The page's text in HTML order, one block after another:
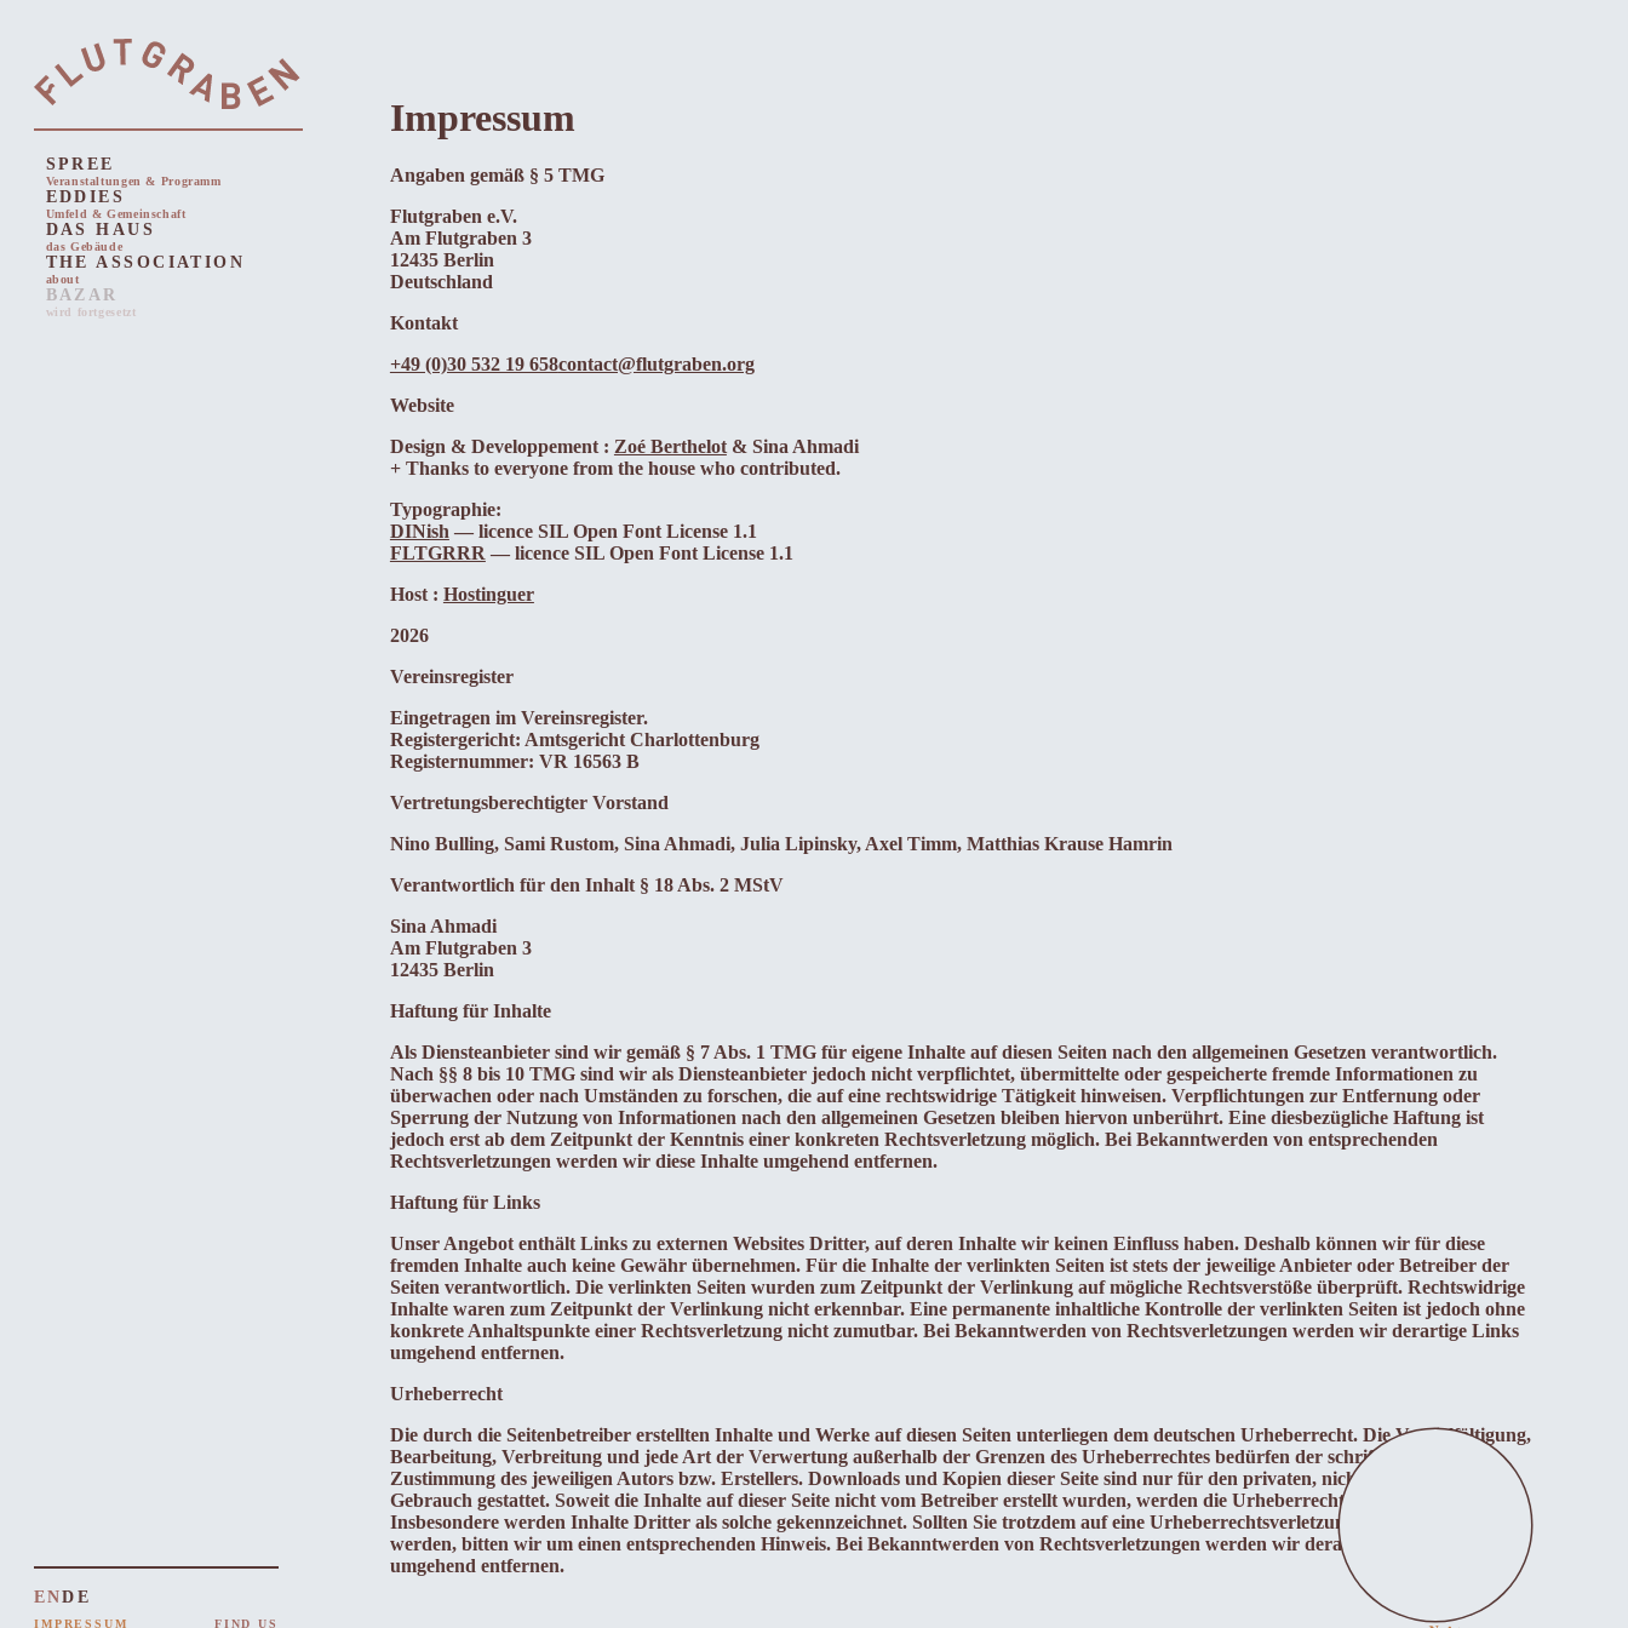
SPREE
Veranstaltungen & Programm
EDDIES
Umfeld & Gemeinschaft
DAS HAUS
das Gebäude
THE ASSOCIATION
about
BAZAR
wird fortgesetzt
ENDE
IMPRESSUM FIND US
Impressum
Angaben gemäß § 5 TMG
Flutgraben e.V.
Am Flutgraben 3
12435 Berlin
Deutschland
Kontakt
+49 (0)30 532 19 658contact@flutgraben.org
Website
Design & Developpement : Zoé Berthelot& Sina Ahmadi
+ Thanks to everyone from the house who contributed.
Typographie:
DINish — licence SIL Open Font License 1.1
FLTGRRR — licence SIL Open Font License 1.1
Host : Hostinguer
2026
Vereinsregister
Eingetragen im Vereinsregister.
Registergericht: Amtsgericht Charlottenburg
Registernummer: VR 16563 B
Vertretungsberechtigter Vorstand
Nino Bulling, Sami Rustom, Sina Ahmadi, Julia Lipinsky, Axel Timm, Matthias Krause Hamrin
Verantwortlich für den Inhalt § 18 Abs. 2 MStV
Sina Ahmadi
Am Flutgraben 3
12435 Berlin
Haftung für Inhalte
Als Diensteanbieter sind wir gemäß § 7 Abs. 1 TMG für eigene Inhalte auf diesen Seiten nach den allgemeinen Gesetzen verantwortlich.
Nach §§ 8 bis 10 TMG sind wir als Diensteanbieter jedoch nicht verpflichtet, übermittelte oder gespeicherte fremde Informationen zu
überwachen oder nach Umständen zu forschen, die auf eine rechtswidrige Tätigkeit hinweisen. Verpflichtungen zur Entfernung oder
Sperrung der Nutzung von Informationen nach den allgemeinen Gesetzen bleiben hiervon unberührt. Eine diesbezügliche Haftung ist
jedoch erst ab dem Zeitpunkt der Kenntnis einer konkreten Rechtsverletzung möglich. Bei Bekanntwerden von entsprechenden
Rechtsverletzungen werden wir diese Inhalte umgehend entfernen.
Haftung für Links
Unser Angebot enthält Links zu externen Websites Dritter, auf deren Inhalte wir keinen Einfluss haben. Deshalb können wir für diese
fremden Inhalte auch keine Gewähr übernehmen. Für die Inhalte der verlinkten Seiten ist stets der jeweilige Anbieter oder Betreiber der
Seiten verantwortlich. Die verlinkten Seiten wurden zum Zeitpunkt der Verlinkung auf mögliche Rechtsverstöße überprüft. Rechtswidrige
Inhalte waren zum Zeitpunkt der Verlinkung nicht erkennbar. Eine permanente inhaltliche Kontrolle der verlinkten Seiten ist jedoch ohne
konkrete Anhaltspunkte einer Rechtsverletzung nicht zumutbar. Bei Bekanntwerden von Rechtsverletzungen werden wir derartige Links
umgehend entfernen.
Urheberrecht
Die durch die Seitenbetreiber erstellten Inhalte und Werke auf diesen Seiten unterliegen dem deutschen Urheberrecht. Die Vervielfältigung,
Bearbeitung, Verbreitung und jede Art der Verwertung außerhalb der Grenzen des Urheberrechtes bedürfen der schriftlichen
Zustimmung des jeweiligen Autors bzw. Erstellers. Downloads und Kopien dieser Seite sind nur für den privaten, nicht kommerziellen
Gebrauch gestattet. Soweit die Inhalte auf dieser Seite nicht vom Betreiber erstellt wurden, werden die Urheberrechte Dritter beachtet.
Insbesondere werden Inhalte Dritter als solche gekennzeichnet. Sollten Sie trotzdem auf eine Urheberrechtsverletzung aufmerksam
werden, bitten wir um einen entsprechenden Hinweis. Bei Bekanntwerden von Rechtsverletzungen werden wir derartige Inhalte
umgehend entfernen.